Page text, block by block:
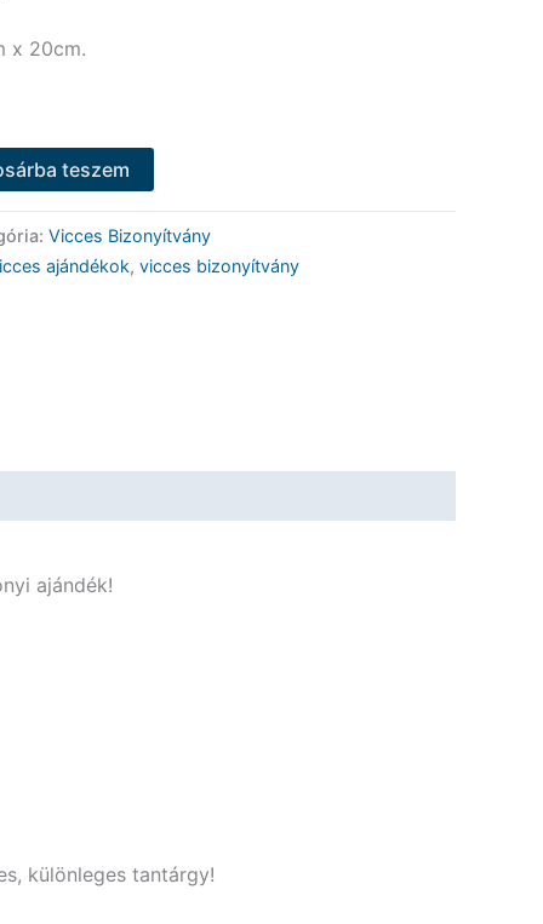
x 20cm.
teszem
Vicces Bizonyítvány
ajándékok, vicces bizonyítvány
ajándék!
különleges tantárgy!